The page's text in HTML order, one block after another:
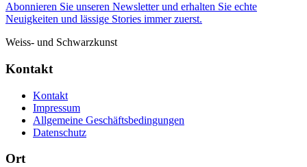
Abonnieren Sie unseren Newsletter und erhalten Sie echte
Neuigkeiten und lässige Stories immer zuerst.
Weiss- und Schwarzkunst
Kontakt
Kontakt
Impressum
Allgemeine Geschäftsbedingungen
Datenschutz
Ort